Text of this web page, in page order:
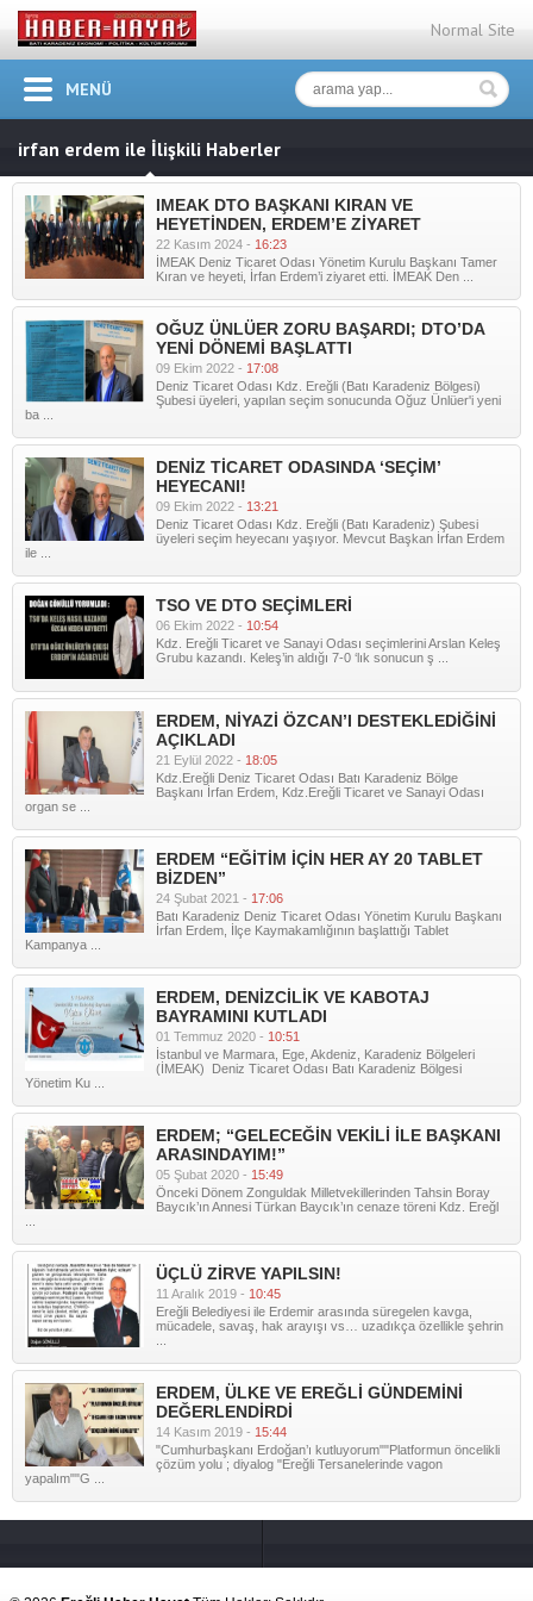
Normal Site
MENÜ
irfan erdem ile İlişkili Haberler
IMEAK DTO BAŞKANI KIRAN VE
HEYETİNDEN, ERDEM’E ZİYARET
22 Kasım 2024 - 16:23
İMEAK Deniz Ticaret Odası Yönetim Kurulu Başkanı Tamer
Kıran ve heyeti, İrfan Erdem’i ziyaret etti. İMEAK Den ...
OĞUZ ÜNLÜER ZORU BAŞARDI; DTO’DA
YENİ DÖNEMİ BAŞLATTI
09 Ekim 2022 - 17:08
Deniz Ticaret Odası Kdz. Ereğli (Batı Karadeniz Bölgesi)
Şubesi üyeleri, yapılan seçim sonucunda Oğuz Ünlüer'i yeni
ba ...
DENİZ TİCARET ODASINDA ‘SEÇİM’
HEYECANI!
09 Ekim 2022 - 13:21
Deniz Ticaret Odası Kdz. Ereğli (Batı Karadeniz) Şubesi
üyeleri seçim heyecanı yaşıyor. Mevcut Başkan İrfan Erdem
ile ...
TSO VE DTO SEÇİMLERİ
06 Ekim 2022 - 10:54
Kdz. Ereğli Ticaret ve Sanayi Odası seçimlerini Arslan Keleş
Grubu kazandı. Keleş’in aldığı 7-0 ‘lık sonucun ş ...
ERDEM, NİYAZİ ÖZCAN’I DESTEKLEDİĞİNİ
AÇIKLADI
21 Eylül 2022 - 18:05
Kdz.Ereğli Deniz Ticaret Odası Batı Karadeniz Bölge
Başkanı İrfan Erdem, Kdz.Ereğli Ticaret ve Sanayi Odası
organ se ...
ERDEM “EĞİTİM İÇİN HER AY 20 TABLET
BİZDEN”
24 Şubat 2021 - 17:06
Batı Karadeniz Deniz Ticaret Odası Yönetim Kurulu Başkanı
İrfan Erdem, İlçe Kaymakamlığının başlattığı Tablet
Kampanya ...
ERDEM, DENİZCİLİK VE KABOTAJ
BAYRAMINI KUTLADI
01 Temmuz 2020 - 10:51
İstanbul ve Marmara, Ege, Akdeniz, Karadeniz Bölgeleri
(İMEAK) Deniz Ticaret Odası Batı Karadeniz Bölgesi
Yönetim Ku ...
ERDEM; “GELECEĞİN VEKİLİ İLE BAŞKANI
ARASINDAYIM!”
05 Şubat 2020 - 15:49
Önceki Dönem Zonguldak Milletvekillerinden Tahsin Boray
Baycık’ın Annesi Türkan Baycık’ın cenaze töreni Kdz. Ereğl
ÜÇLÜ ZİRVE YAPILSIN!
11 Aralık 2019 - 10:45
Ereğli Belediyesi ile Erdemir arasında süregelen kavga,
mücadele, savaş, hak arayışı vs… uzadıkça özellikle şehrin
ERDEM, ÜLKE VE EREĞLİ GÜNDEMİNİ
DEĞERLENDİRDİ
14 Kasım 2019 - 15:44
"Cumhurbaşkanı Erdoğan’ı kutluyorum""Platformun öncelikli
çözüm yolu ; diyalog "Ereğli Tersanelerinde vagon
yapalım""G ...